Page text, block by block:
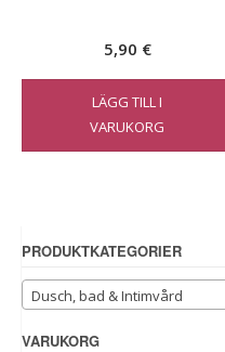
5,90 €
LÄGG TILL I
VARUKORG
PRODUKTKATEGORIER
Dusch, bad & Intimvård
VARUKORG